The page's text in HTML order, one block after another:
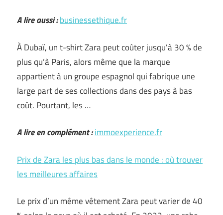
A lire aussi :businessethique.fr
À Dubaï, un t-shirt Zara peut coûter jusqu’à 30 % de
plus qu’à Paris, alors même que la marque
appartient à un groupe espagnol qui fabrique une
large part de ses collections dans des pays à bas
coût. Pourtant, les …
A lire en complément :immoexperience.fr
Prix de Zara les plus bas dans le monde : où trouver
les meilleures affaires
Le prix d’un même vêtement Zara peut varier de 40